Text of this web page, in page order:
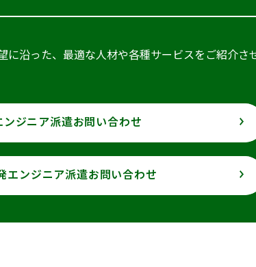
に沿った、最適な人材や各種サービスをご紹介さ
ジニア派遣お問い合わせ
エンジニア派遣お問い合わせ